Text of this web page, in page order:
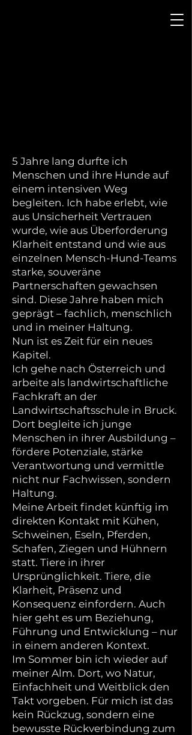
5 Jahre lang durfte ich
Menschen und ihre Hunde auf
einem intensiven Weg
begleiten. Ich habe erlebt, wie
aus Unsicherheit Vertrauen
wurde, wie aus Überforderung
Klarheit entstand und wie aus
einzelnen Mensch-Hund-Teams
starke, souveräne
Partnerschaften gewachsen
sind. Diese Jahre haben mich
geprägt – fachlich, menschlich
und in meiner Haltung.
Nun ist es Zeit für ein neues
Kapitel.
Ich gehe nach Österreich und
arbeite als landwirtschaftliche
Fachkraft an der
Landwirtschaftsschule in Bruck.
Dort begleite ich junge
Menschen in ihrer Ausbildung –
fördere Potenziale, stärke
Verantwortung und vermittle
nicht nur Fachwissen, sondern
Haltung.
Meine Arbeit findet künftig im
direkten Kontakt mit Kühen,
Schweinen, Eseln, Pferden,
Schafen, Ziegen und Hühnern
statt. Tiere in ihrer
Ursprünglichkeit. Tiere, die
Klarheit, Präsenz und
Konsequenz einfordern. Auch
hier geht es um Beziehung,
Führung und Entwicklung – nur
in einem anderen Kontext.
Im Sommer bin ich wieder auf
meiner Alm. Dort, wo Natur,
Einfachheit und Weitblick den
Takt vorgeben. Für mich ist das
kein Rückzug, sondern eine
bewusste Rückverbindung zum